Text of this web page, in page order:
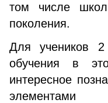
том числе
поколения.
Для учеников
обучения в
интересное
элементами